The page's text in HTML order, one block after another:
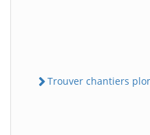
Trouver chantiers